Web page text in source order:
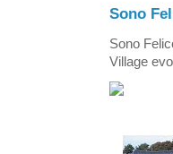
Sono
Sono
Village